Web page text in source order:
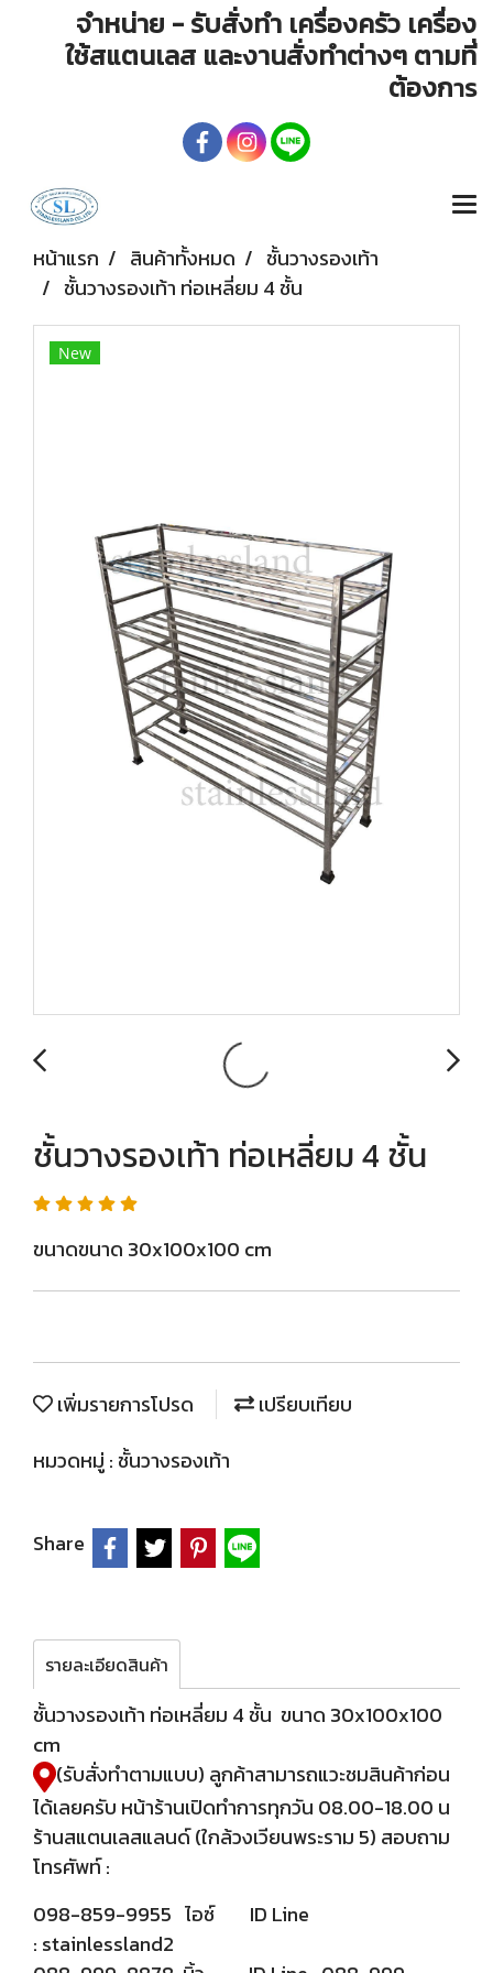
จำหน่าย - รับสั่งทำ เครื่องครัว เครื่อง
ใช้สแตนเลส และงานสั่งทำต่างๆ ตามที่
ต้องการ
หน้าแรก สินค้าทั้งหมด
ชั้นวางรองเท้า
ชั้นวางรองเท้า ท่อเหลี่ยม 4 ชั้น
New
ชั้นวางรองเท้า ท่อเหลี่ยม 4 ชั้น
ขนาดขนาด 30x100x100 cm
เพิ่มรายการโปรด
เปรียบเทียบ
หมวดหมู่ :ชั้นวางรองเท้า
Share
รายละเอียดสินค้า
ชั้นวางรองเท้า ท่อเหลี่ยม 4 ชั้น ขนาด 30x100x100
cm
(รับสั่งทำตามแบบ) ลูกค้าสามารถแวะชมสินค้าก่อน
ได้เลยครับ หน้าร้านเปิดทำการทุกวัน 08.00-18.00 น
ร้านสแตนเลสแลนด์ (ใกล้วงเวียนพระราม 5) สอบถาม
โทรศัพท์ :
098-859-9955 ไอซ์ ID Line
: stainlessland2